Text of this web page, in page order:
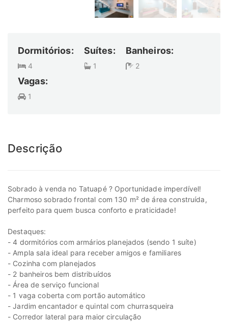
Dormitórios:
4
Suítes:
1
Banheiros:
2
Vagas:
1
Descrição
Sobrado à venda no Tatuapé ? Oportunidade imperdível!
Charmoso sobrado frontal com 130 m² de área construída,
perfeito para quem busca conforto e praticidade!
Destaques:
- 4 dormitórios com armários planejados (sendo 1 suíte)
- Ampla sala ideal para receber amigos e familiares
- Cozinha com planejados
- 2 banheiros bem distribuídos
- Área de serviço funcional
- 1 vaga coberta com portão automático
- Jardim encantador e quintal com churrasqueira
- Corredor lateral para maior circulação